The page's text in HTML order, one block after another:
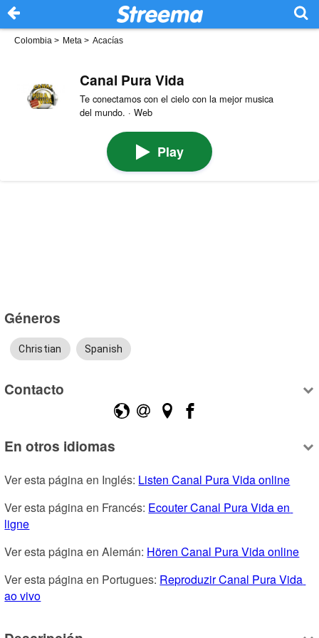
Colombia > Meta > Acacías
Canal Pura Vida
Te conectamos con el cielo con la mejor musica
del mundo. · Web
Play
Géneros
Christian Spanish
Contacto
En otros idiomas
Ver esta página en Inglés: Listen Canal Pura Vida online
Ver esta página en Francés: Ecouter Canal Pura Vida en
ligne
Ver esta página en Alemán: Hören Canal Pura Vida online
Ver esta página en Portugues: Reproduzir Canal Pura Vida
ao vivo